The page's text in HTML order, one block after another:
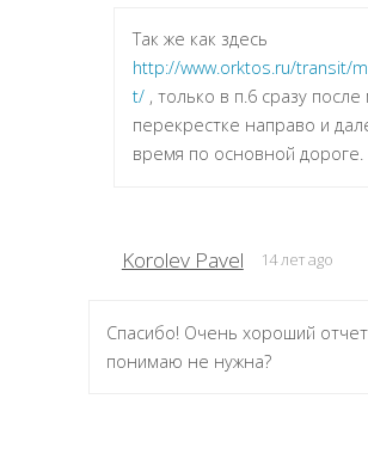
Так же как здесь
http://www.orktos.ru/transit/
t/, только в п.6 сразу после
перекрестке направо и
время по основной дороге.
Korolev Pavel 14 лет ago
Спасибо! Очень хороший
понимаю не нужна?